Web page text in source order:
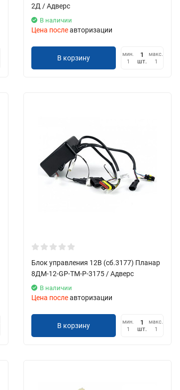
2Д / Адверс
В наличии
Цена послеавторизации
В корзину
мин.
1
шт.
макс.
1
Блок управления 12В (сб.3177) Планар
8ДМ-12-GP-TM-P-3175 / Адверс
В наличии
Цена послеавторизации
В корзину
мин.
1
шт.
макс.
1